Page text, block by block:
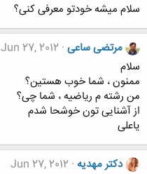
سلام میشه خودتو معرفی کنی؟
مرتضی ساعی Jun 27, 2012
سلام
ممنون ، شما خوب هستین؟
من رشته م ریاضیه ، شما چی؟
از آشنایی تون خوشحا شدم
یاعلی
دکتر مهدیه Jun 27, 2012